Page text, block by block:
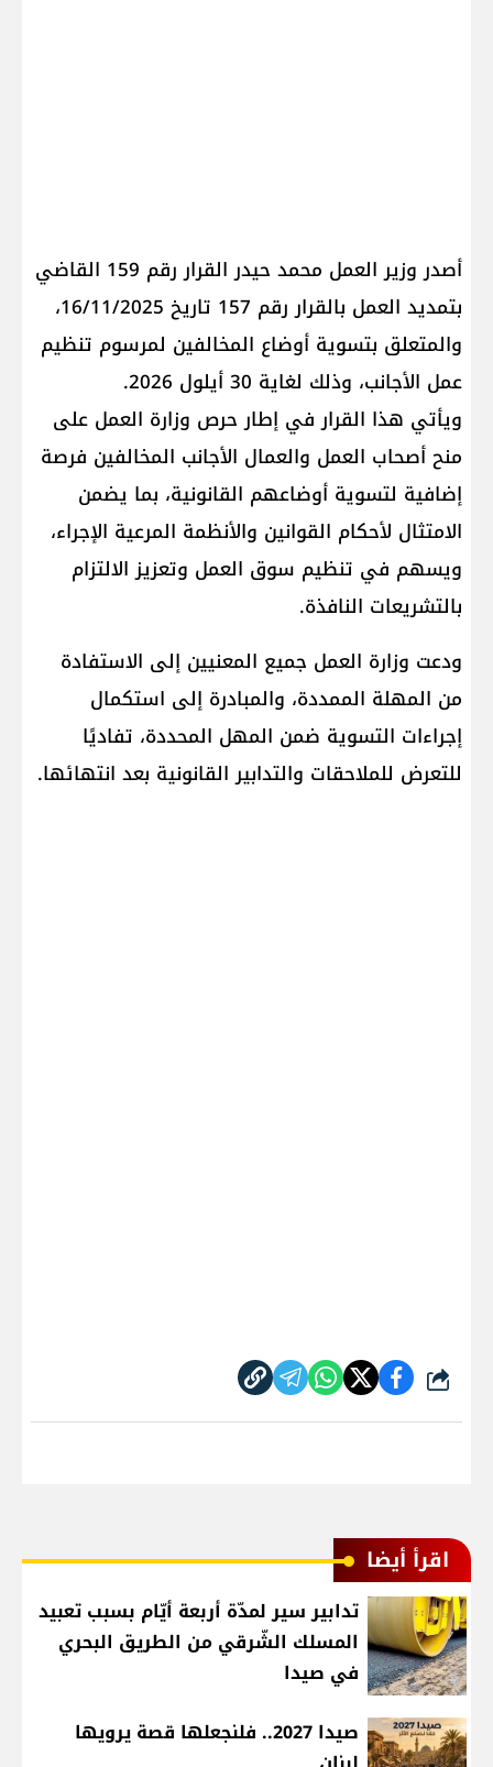
أصدر وزير العمل ​محمد حيدر​ القرار رقم 159 القاضي
بتمديد العمل بالقرار رقم 157 تاريخ 16/11/2025،
والمتعلق بتسوية أوضاع المخالفين لمرسوم تنظيم
عمل الأجانب، وذلك لغاية 30 أيلول 2026.
ويأتي هذا القرار في إطار حرص وزارة العمل على
منح أصحاب العمل والعمال الأجانب المخالفين فرصة
إضافية لتسوية أوضاعهم القانونية، بما يضمن
الامتثال لأحكام القوانين والأنظمة المرعية الإجراء،
ويسهم في تنظيم سوق العمل وتعزيز الالتزام
بالتشريعات النافذة.
ودعت وزارة العمل جميع المعنيين إلى الاستفادة
من المهلة الممددة، والمبادرة إلى استكمال
إجراءات التسوية ضمن المهل المحددة، تفاديًا
للتعرض للملاحقات والتدابير القانونية بعد انتهائها.
شارك
اقرأ أيضا
تدابير سير لمدّة أربعة أيّام بسبب تعبيد
المسلك الشّرقي من الطريق البحري
في صيدا
صيدا 2027.. فلنجعلها قصة يرويها